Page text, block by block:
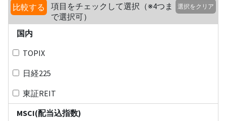
比較する
項目をチェックして選択（※4つま
で選択可）
選択をクリア
国内
TOPIX
日経225
東証REIT
MSCI(配当込指数)